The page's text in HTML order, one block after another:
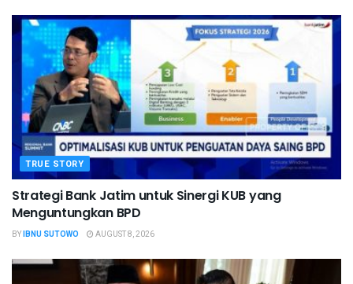
TRUE STORY
Strategi Bank Jatim untuk Sinergi KUB yang
Menguntungkan BPD
BYIBNU SUTOWO AUGUST 8, 2026